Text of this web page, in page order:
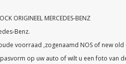
ORIGINEEL MERCEDES-BENZ
Benz.
voorraad ,zogenaamd NOS of new old
op uw auto of wilt u een foto van